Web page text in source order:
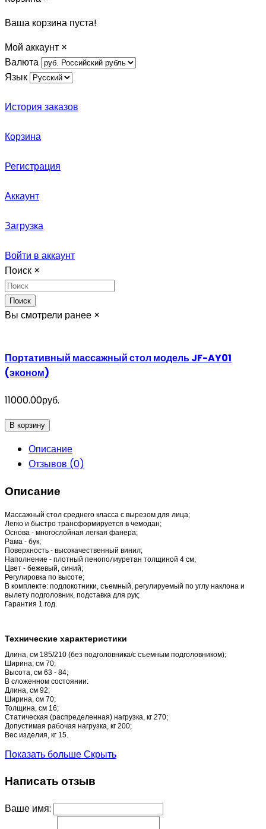
Ваша корзина пуста!
Мой аккаунт ×
Валюта
Язык
История заказов
Корзина
Регистрация
Аккаунт
Загрузка
Войти в аккаунт
Поиск ×
Поиск
Вы смотрели ранее ×
Портативный массажный стол модель JF-AY01
(эконом)
11000.00руб.
В корзину
Описание
Отзывов (0)
Описание
Массажный стол среднего класса с вырезом для лица;
Легко и быстро трансформируется в чемодан;
Основа - многослойная легкая фанера;
Рама - бук;
Поверхность - высокачественный винил;
Наполнение - плотный пенополиуретан толщиной 4 см;
Цвет - бежевый, синий;
Регулировка по высоте;
В комплекте: подлокотники, съемный, регулируемый по углу наклона и
вылету подголовник, подставка для рук;
Гарантия 1 год.
Технические характеристики
Длина, см 185/210 (без подголовника/с съемным подголовником);
Ширина, см 70;
Высота, см 63 - 84;
В сложенном состоянии:
Длина, см 92;
Ширина, см 70;
Толщина, см 16;
Статическая (распределенная) нагрузка, кг 270;
Допустимая рабочая нагрузка, кг 200;
Вес изделия, кг 15.
Показать большеСкрыть
Написать отзыв
Ваше имя: